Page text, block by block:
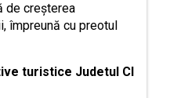
de creșterea
împreună cu preotul
turistice Judetul Cl